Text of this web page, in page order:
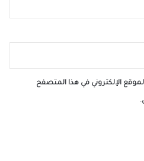
الإلكتروني في هذا المتصفح